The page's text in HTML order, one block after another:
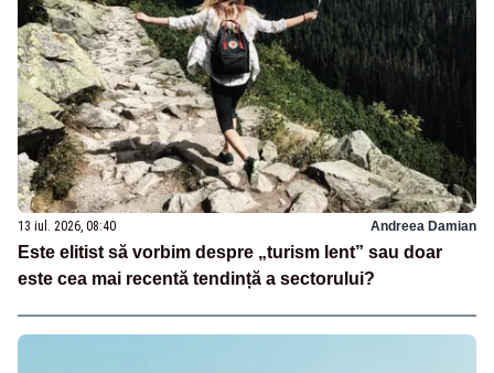
13 iul. 2026, 08:40 Andreea Damian
Este elitist să vorbim despre „turism lent” sau doar
este cea mai recentă tendință a sectorului?